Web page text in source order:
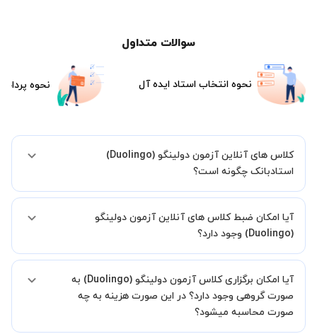
سوالات متداول
نحوه انتخاب استاد ایده آل نحوه
کلاس های آنلاین آزمون دولینگو (Duolingo)
استادبانک چگونه است؟
شما میدهیم که استاد شما پیش از جلسه تمامی موارد لازم برای برگزاری
یک کلاس آنلاین با کیفیت و مفید را به شما توضیح خواهند داد.
آیا امکان ضبط کلاس های آنلاین آزمون دولینگو
(Duolingo) وجود دارد؟
کنید.
آیا امکان برگزاری کلاس آزمون دولینگو (Duolingo) به
صورت گروهی وجود دارد؟ در این صورت هزینه به چه
صورت محاسبه میشود؟